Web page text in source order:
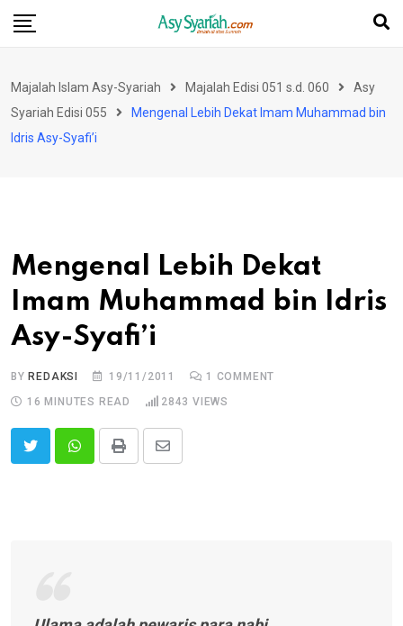
Skip
Majalah Islam Asy-Syariah Majalah Edisi 051 s.d. 060
Asy
Syariah Edisi 055
Mengenal Lebih Dekat Imam Muhammad bin
Idris Asy-Syafi’i
Mengenal Lebih Dekat
Imam Muhammad bin Idris
Asy-Syafi’i
BYREDAKSI 19/11/2011 1 COMMENT
16 MINUTES READ
2843 VIEWS
Print
Share